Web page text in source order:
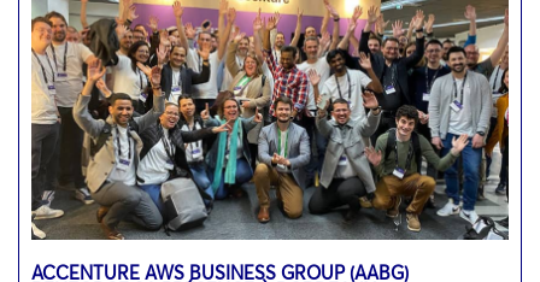
ACCENTURE AWS BUSINESS GROUP (AABG)